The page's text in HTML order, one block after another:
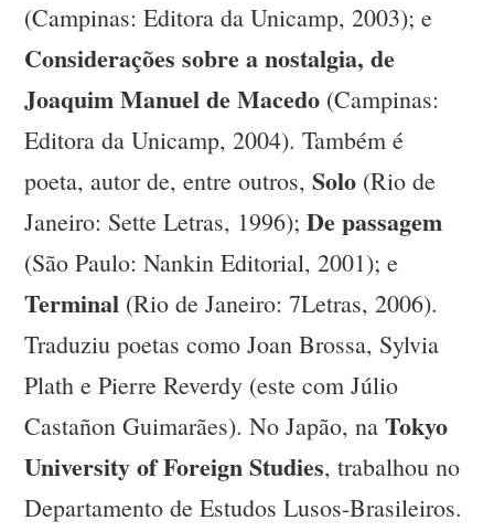
(Campinas: Editora da Unicamp, 2003); e
Considerações sobre a nostalgia, de
Joaquim Manuel de Macedo (Campinas:
Editora da Unicamp, 2004). Também é
poeta, autor de, entre outros,Solo (Rio de
Janeiro: Sette Letras, 1996);De passagem
(São Paulo: Nankin Editorial, 2001); e
Terminal (Rio de Janeiro: 7Letras, 2006).
Traduziu poetas como Joan Brossa, Sylvia
Plath e Pierre Reverdy (este com Júlio
Castañon Guimarães). No Japão, naTokyo
University of Foreign Studies, trabalhou no
Departamento de Estudos Lusos-Brasileiros.